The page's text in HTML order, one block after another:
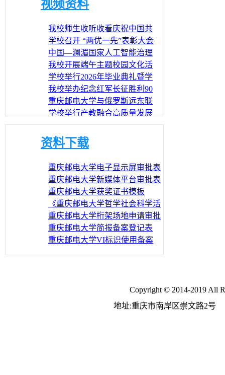
视频资料
我校师生收听收看庆祝中国共
产党成立105周年大会直播
学校召开 “两优一先”表彰大会
中国—澜湄国家人工智能治理
与赋能产业升级合作研修班在
我校开班
我校开展端午主题校园文化活
动
学校举行2026年毕业典礼暨学
位授予仪式
我校举办纪念红军长征胜利90
周年主题邮票展
重庆邮电大学与俄罗斯远东联
邦大学联合举办中俄师生交流
论坛
学校举行产教融合高质量发展
大会暨2026年董事会年会
我校举行2026年毕业歌会暨“信
科杯”第25届校园十大歌手大赛
资料下载
重庆邮电大学电子显示屏审批表
重庆邮电大学新媒体平台审批表
重庆邮电大学获奖证书模板
《重庆邮电大学哲学社会科学活
动申报表》《重庆邮电大学哲学
社会科学活动计划表》《重庆邮
电大学教职员工受邀到校外担任
重庆邮电大学桁架场地申请审批
表
重庆邮电大学简报备案登记表
（样表）
重庆邮电大学VI标识使用备案
Copyright © 2014-2019 All
地址:重庆市南岸区崇文路2号